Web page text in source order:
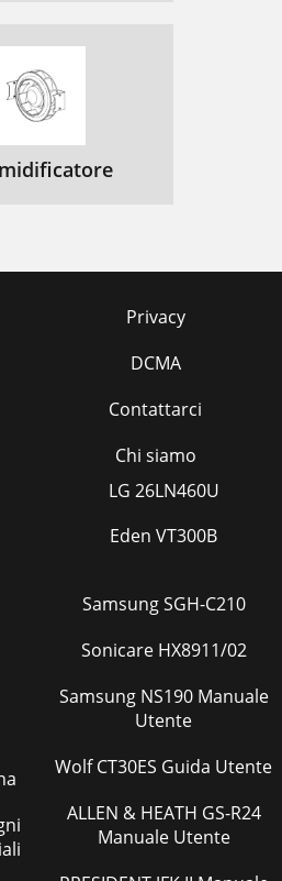
Privacy
DCMA
Contattarci
Chi siamo
LG 26LN460U
Eden VT300B
Samsung SGH-C210
Sonicare HX8911/02
Samsung NS190 Manuale
Utente
Wolf CT30ES Guida Utente
ALLEN & HEATH GS-R24
Manuale Utente